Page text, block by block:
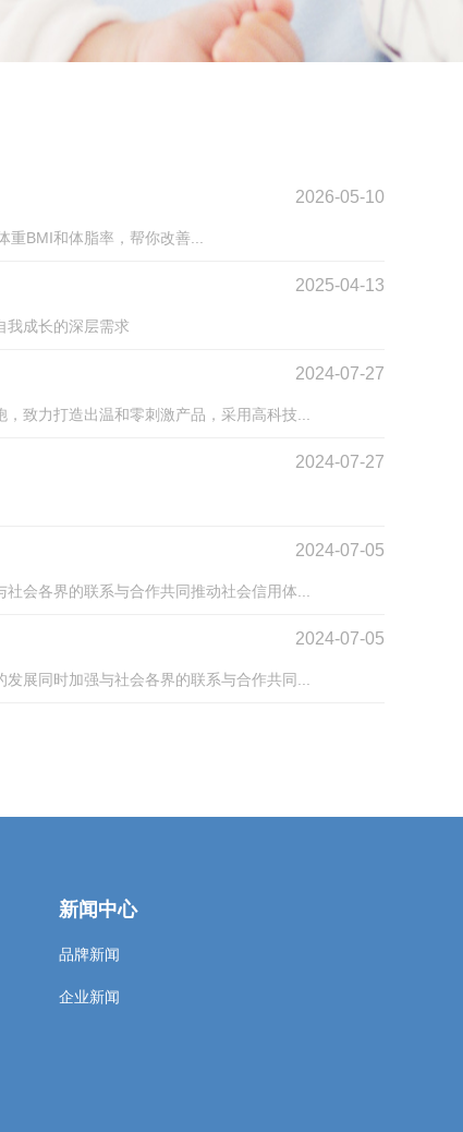
2026-05-10
BMI和体脂率，帮你改善...
2025-04-13
我成长的深层需求
2024-07-27
致力打造出温和零刺激产品，采用高科技...
2024-07-27
2024-07-05
会各界的联系与合作共同推动社会信用体...
2024-07-05
展同时加强与社会各界的联系与合作共同...
新闻中心
品牌新闻
企业新闻